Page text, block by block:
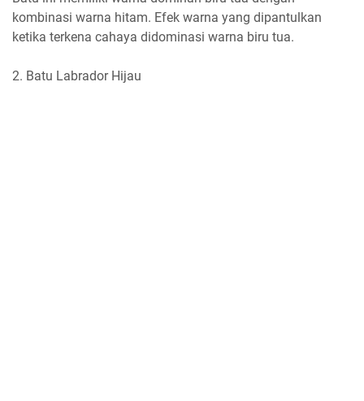
kombinasi warna hitam. Efek warna yang dipantulkan
ketika terkena cahaya didominasi warna biru tua.
2. Batu Labrador Hijau